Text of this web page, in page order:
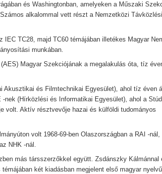
és Washingtonban, amelyeken a Műszaki
alkalommal vett részt a Nemzetközi
IEC TC28, majd TC60 témájában illetékes Magyar
munkában.
Magyar Szekciójának a megalakulás óta, tíz
Akusztikai és Filmtechnikai Egyesület), ahol tíz éven
nek (Hírközlési és Informatikai Egyesület), ahol a
volt. Aktív résztvevője hazai és külföldi tudományos
volt 1968-69-ben Olaszországban a RAI -nál,
NHK -nál.
más társszerzőkkel együtt. Zsdánszky Kálmánnal
két kiadásban megjelent első magyar